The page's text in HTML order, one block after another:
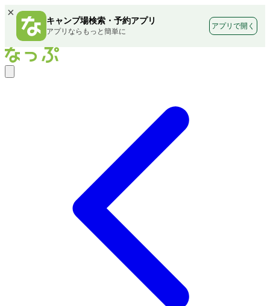
×
キャンプ場検索・予約アプリ
アプリならもっと簡単に
アプリで開く